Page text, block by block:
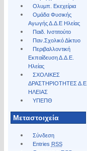
Ολυμπ. Εκεχείρια
Ομάδα Φυσικής
Αγωγής Δ.Δ.Ε Ηλείας
Παιδ. Ινστιτούτο
Παν.Σχολικό Δίκτυο
Περιβαλλοντική
Εκπαίδευση Δ.Δ.Ε.
Ηλείας
ΣΧΟΛΙΚΕΣ
ΔΡΑΣΤΗΡΙΟΤΗΤΕΣ Δ.Ε.
ΗΛΕΙΑΣ
ΥΠΕΠΘ
Μεταστοιχεία
Σύνδεση
Entries RSS